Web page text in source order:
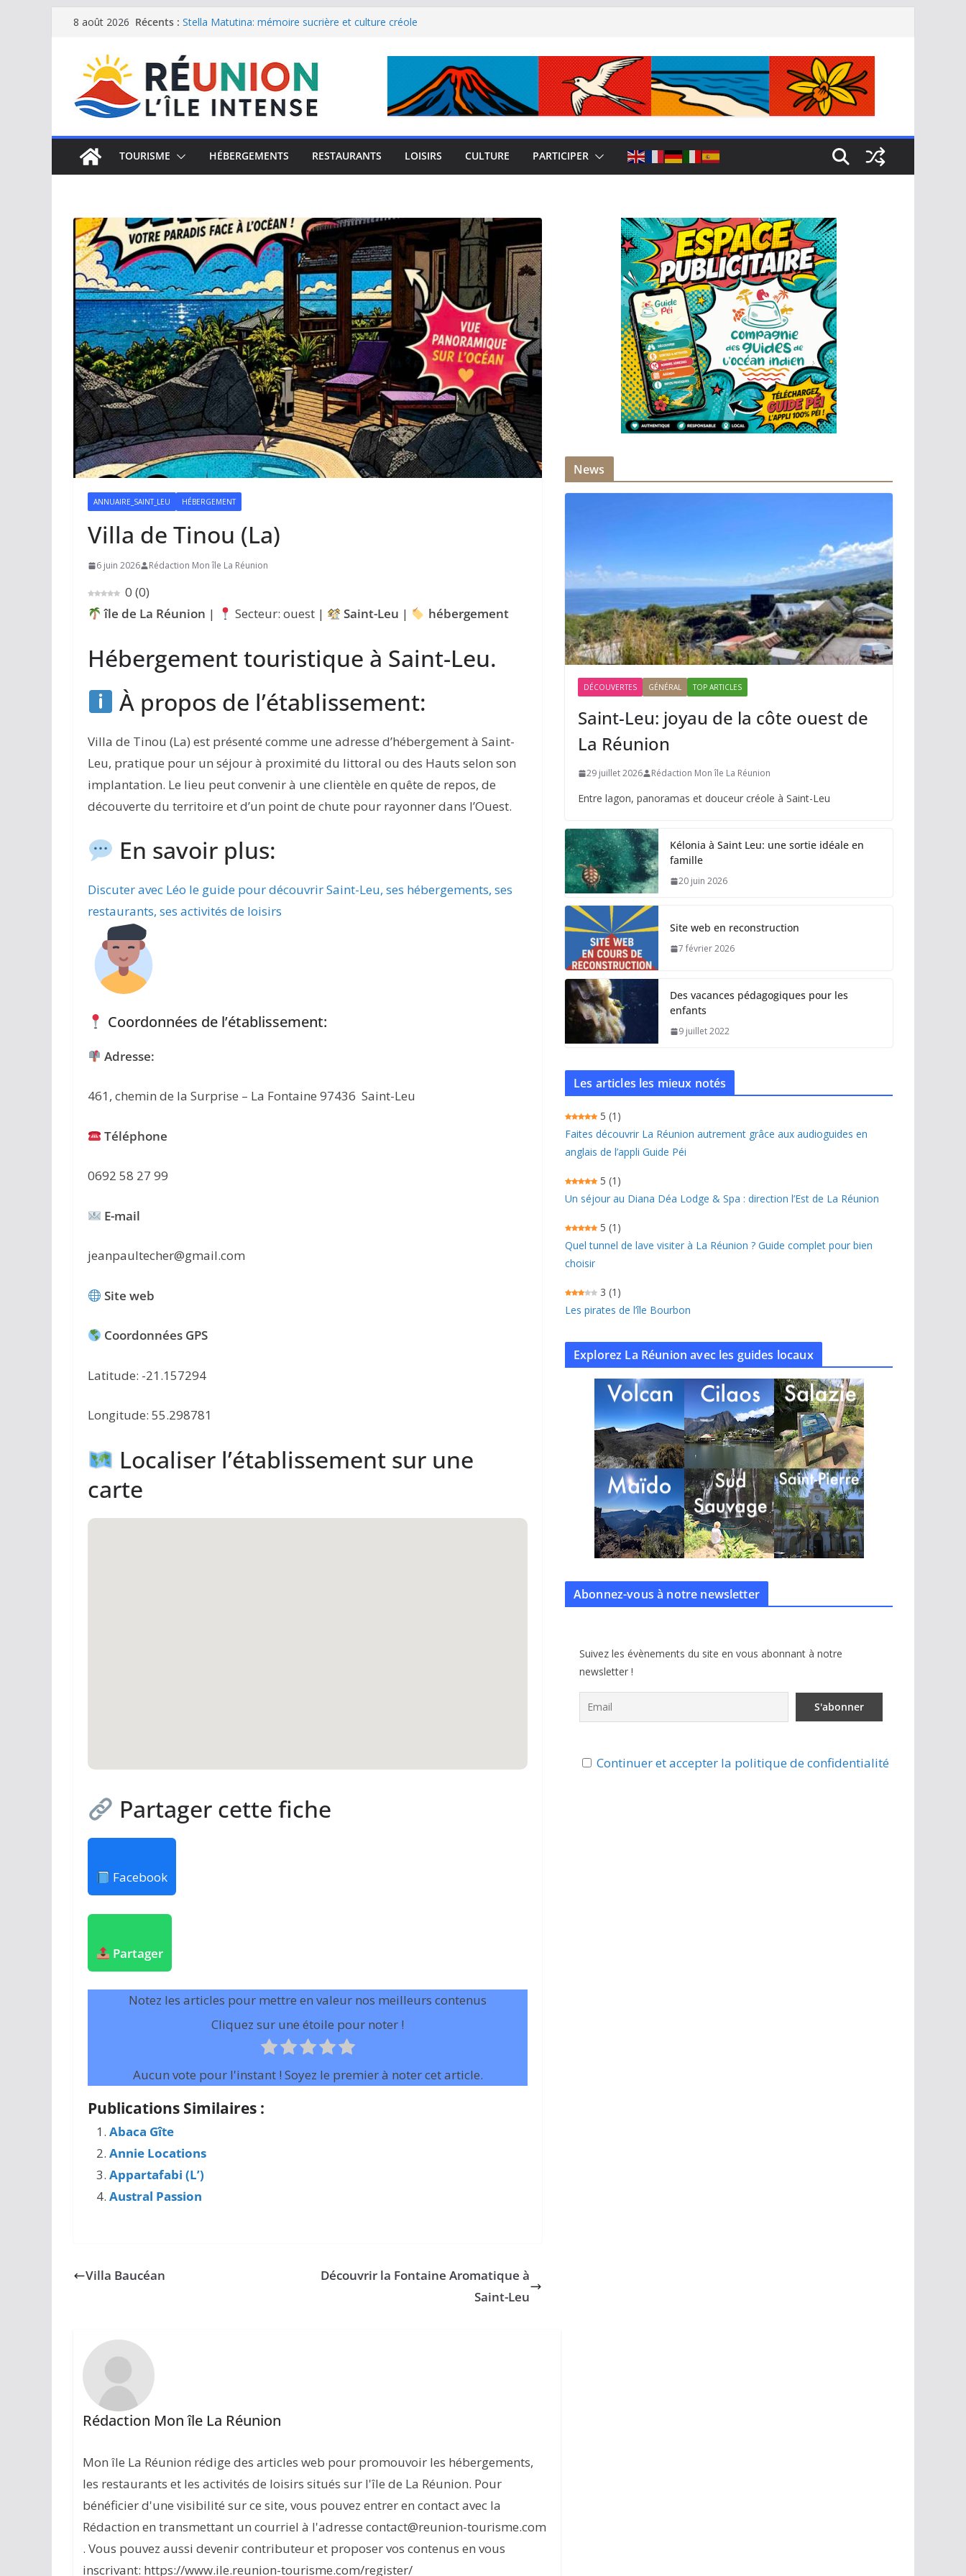
Passer
contenu
8 août 2026 Récents : Stella Matutina: mémoire sucrière et culture créole
Une journée de détente à l’Hôtel Iloha à Saint Leu
Le samoussa de La Réunion, emblème de l’île intense
TOURISME HÉBERGEMENTS RESTAURANTS LOISIRS CULTURE PARTICIPER
ANNUAIRE_SAINT_LEU HÉBERGEMENT
Villa de Tinou (La)
6 juin 2026 Rédaction Mon île La Réunion
0 (0)
île de La Réunion | Secteur: ouest | Saint-Leu | hébergement
Hébergement touristique à Saint-Leu.
À propos de l’établissement:
Villa de Tinou (La) est présenté comme une adresse d’hébergement à Saint-
Leu, pratique pour un séjour à proximité du littoral ou des Hauts selon son
implantation. Le lieu peut convenir à une clientèle en quête de repos, de
découverte du territoire et d’un point de chute pour rayonner dans l’Ouest.
En savoir plus:
Discuter avec Léo le guide pour découvrir Saint-Leu, ses hébergements, ses
restaurants, ses activités de loisirs
Coordonnées de l’établissement:
Adresse:
461, chemin de la Surprise – La Fontaine 97436 Saint-Leu
Téléphone
0692 58 27 99
E-mail
jeanpaultecher@gmail.com
Site web
Coordonnées GPS
Latitude: -21.157294
Longitude: 55.298781
Localiser l’établissement sur une
carte
Partager cette fiche
Facebook
Partager
Notez les articles pour mettre en valeur nos meilleurs contenus
Cliquez sur une étoile pour noter !
Aucun vote pour l'instant ! Soyez le premier à noter cet article.
Publications Similaires :
Abaca Gîte
Annie Locations
Appartafabi (L’)
Austral Passion
Villa Baucéan
Découvrir la Fontaine Aromatique à
Saint-Leu
Rédaction Mon île La Réunion
Mon île La Réunion rédige des articles web pour promouvoir les hébergements,
les restaurants et les activités de loisirs situés sur l'île de La Réunion. Pour
bénéficier d'une visibilité sur ce site, vous pouvez entrer en contact avec la
Rédaction en transmettant un courriel à l'adresse contact@reunion-tourisme.com
. Vous pouvez aussi devenir contributeur et proposer vos contenus en vous
inscrivant: https://www.ile.reunion-tourisme.com/register/
News
DÉCOUVERTES GÉNÉRAL TOP ARTICLES
Saint-Leu: joyau de la côte ouest de
La Réunion
29 juillet 2026 Rédaction Mon île La Réunion
Entre lagon, panoramas et douceur créole à Saint-Leu
Kélonia à Saint Leu: une sortie idéale en
famille
20 juin 2026
Site web en reconstruction
7 février 2026
Des vacances pédagogiques pour les
enfants
9 juillet 2022
Les articles les mieux notés
5 (1)
Faites découvrir La Réunion autrement grâce aux audioguides en
anglais de l’appli Guide Péi
5 (1)
Un séjour au Diana Déa Lodge & Spa : direction l’Est de La Réunion
5 (1)
Quel tunnel de lave visiter à La Réunion ? Guide complet pour bien
choisir
3 (1)
Les pirates de l’île Bourbon
Explorez La Réunion avec les guides locaux
Abonnez-vous à notre newsletter
Suivez les évènements du site en vous abonnant à notre
newsletter !
Continuer et accepter la politique de confidentialité